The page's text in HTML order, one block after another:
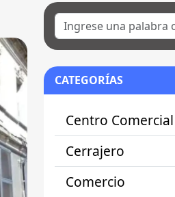
CATEGORÍAS
Centro Comercial
Cerrajero
Comercio